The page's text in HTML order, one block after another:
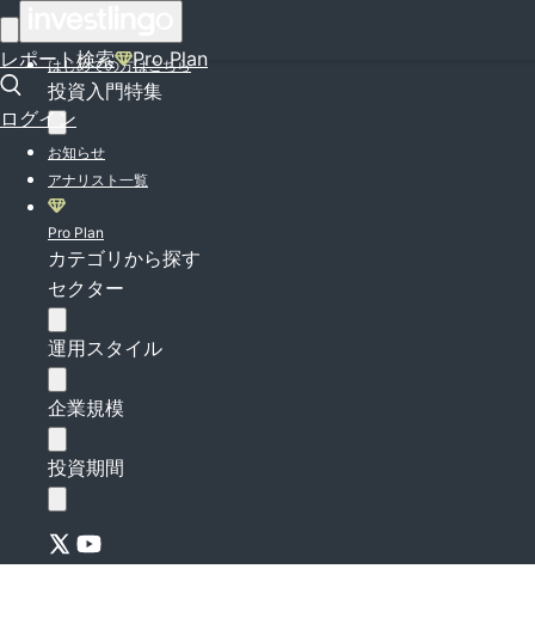
レポート検索 Pro Plan
ログイン
はじめての方はこちら
投資入門特集
お知らせ
アナリスト一覧
Pro Plan
カテゴリから探す
セクター
運用スタイル
企業規模
投資期間